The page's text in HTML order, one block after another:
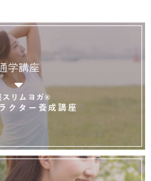
学講座
スリムヨガ®
クター養成講座